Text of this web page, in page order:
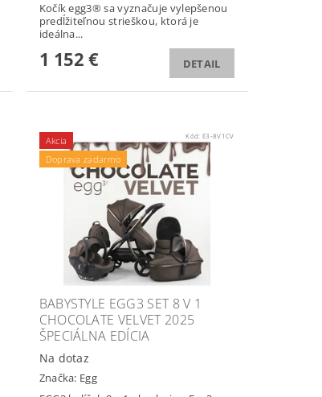
Kočík egg3® sa vyznačuje vylepšenou
predĺžiteľnou strieškou, ktorá je
ideálna...
1 152 € DETAIL
Akcia
Doprava zadarmo
Kód:E3-8V1CV
BABYSTYLE EGG3 SET 8 V 1
CHOCOLATE VELVET 2025
ŠPECIÁLNA EDÍCIA
Na dotaz
Značka: Egg